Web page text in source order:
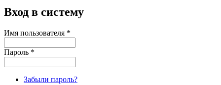
Вход в систему
Имя пользователя *
Пароль *
Забыли пароль?